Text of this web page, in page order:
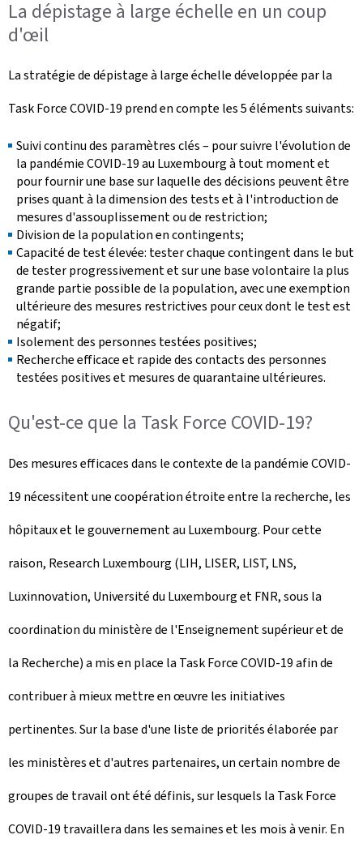
La dépistage à large échelle en un coup
d'œil
La stratégie de dépistage à large échelle développée par la
Task Force COVID-19 prend en compte les 5 éléments suivants:
Suivi continu des paramètres clés – pour suivre l'évolution de
la pandémie COVID-19 au Luxembourg à tout moment et
pour fournir une base sur laquelle des décisions peuvent être
prises quant à la dimension des tests et à l'introduction de
mesures d'assouplissement ou de restriction;
Division de la population en contingents;
Capacité de test élevée: tester chaque contingent dans le but
de tester progressivement et sur une base volontaire la plus
grande partie possible de la population, avec une exemption
ultérieure des mesures restrictives pour ceux dont le test est
négatif;
Isolement des personnes testées positives;
Recherche efficace et rapide des contacts des personnes
testées positives et mesures de quarantaine ultérieures.
Qu'est-ce que la Task Force COVID-19?
Des mesures efficaces dans le contexte de la pandémie COVID-
19 nécessitent une coopération étroite entre la recherche, les
hôpitaux et le gouvernement au Luxembourg. Pour cette
raison, Research Luxembourg (LIH, LISER, LIST, LNS,
Luxinnovation, Université du Luxembourg et FNR, sous la
coordination du ministère de l'Enseignement supérieur et de
la Recherche) a mis en place la Task Force COVID-19 afin de
contribuer à mieux mettre en œuvre les initiatives
pertinentes. Sur la base d'une liste de priorités élaborée par
les ministères et d'autres partenaires, un certain nombre de
groupes de travail ont été définis, sur lesquels la Task Force
COVID-19 travaillera dans les semaines et les mois à venir. En